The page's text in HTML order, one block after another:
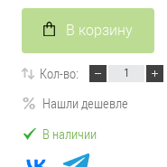
В корзину
Кол-во:
Нашли дешевле
В наличии